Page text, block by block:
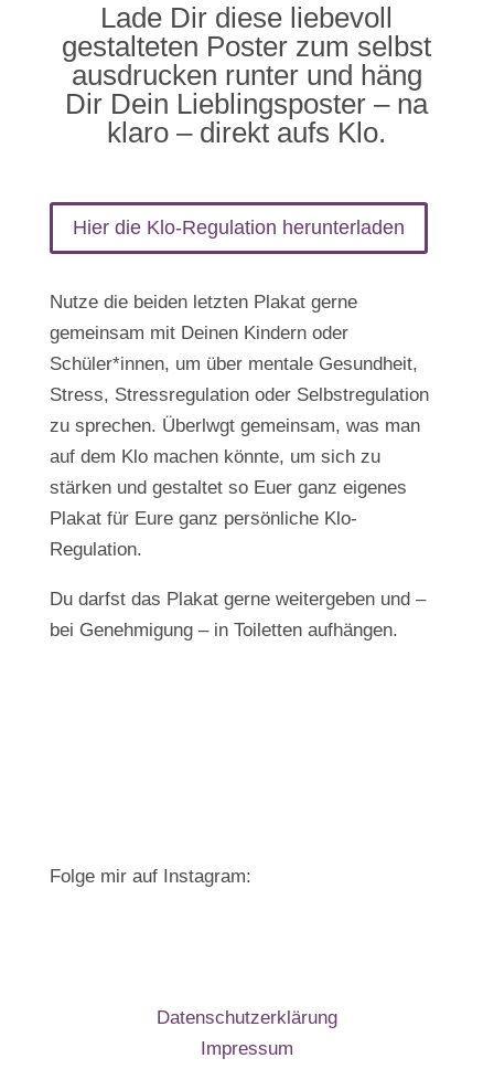
Lade Dir diese liebevoll
gestalteten Poster zum selbst
ausdrucken runter und häng
Dir Dein Lieblingsposter – na
klaro – direkt aufs Klo.
Hier die Klo-Regulation herunterladen
Nutze die beiden letzten Plakat gerne
gemeinsam mit Deinen Kindern oder
Schüler*innen, um über mentale Gesundheit,
Stress, Stressregulation oder Selbstregulation
zu sprechen. Überlwgt gemeinsam, was man
auf dem Klo machen könnte, um sich zu
stärken und gestaltet so Euer ganz eigenes
Plakat für Eure ganz persönliche Klo-
Regulation.
Du darfst das Plakat gerne weitergeben und –
bei Genehmigung – in Toiletten aufhängen.
Folge mir auf Instagram:
Datenschutzerklärung
Impressum